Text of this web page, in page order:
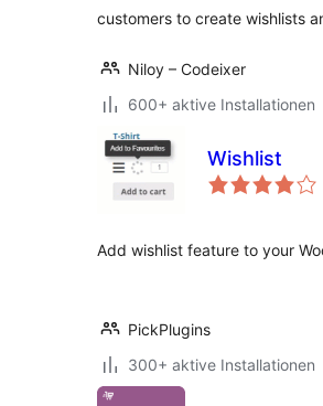
customers to create wishlists
Niloy – Codeixer
600+ aktive Installationen
Wishlist
Add wishlist feature to your
PickPlugins
300+ aktive Installationen